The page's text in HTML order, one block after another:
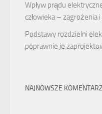
Wpływ prądu
człowieka – zagrożenia
Podstawy rozdzielni
poprawnie je
NAJNOWSZE